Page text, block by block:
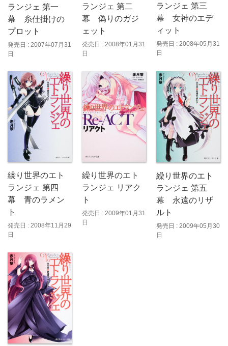
ランジェ 第一
幕 糸仕掛けの
プロット
発売日 : 2007年07月31
日
ランジェ 第二
幕 偽りのガジ
ェット
発売日 : 2008年01月31
日
ランジェ 第三
幕 女神のエデ
ィット
発売日 : 2008年05月31
日
繰り世界のエト
ランジェ 第四
幕 青のラメン
ト
発売日 : 2008年11月29
日
繰り世界のエト
ランジェ リアク
ト
発売日 : 2009年01月31
日
繰り世界のエト
ランジェ 第五
幕 永遠のリザ
ルト
発売日 : 2009年05月30
日